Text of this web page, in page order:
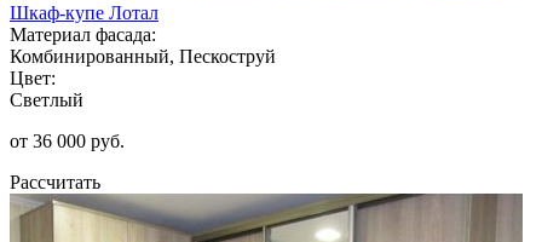
Шкаф-купе Лотал
Материал фасада:
Комбинированный, Пескоструй
Цвет:
Светлый
от 36 000 руб.
Рассчитать